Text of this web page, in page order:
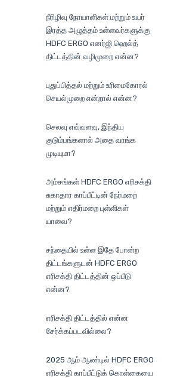
நீரிழிவு நோயாளிகள் மற்றும் உயர்
இரத்த அழுத்தம் உள்ளவர்களுக்கு
HDFC ERGO எனர்ஜி ஹெல்த்
திட்டத்தின் வழிமுறை என்ன?
புதுப்பித்தல் மற்றும் உரிமைகோரல்
செயல்முறை என்றால் என்ன?
செலவு எவ்வளவு, இந்திய
குடும்பங்களால் அதை வாங்க
முடியுமா?
அம்சங்கள் HDFC ERGO எரிசக்தி
சுகாதார காப்பீட்டின் நேர்மறை
மற்றும் எதிர்மறை புள்ளிகள்
யாவை?
சந்தையில் உள்ள இதே போன்ற
திட்டங்களுடன் HDFC ERGO
எரிசக்தி திட்டத்தின் ஒப்பீடு
என்ன?
எரிசக்தி திட்டத்தில் என்ன
சேர்க்கப்படவில்லை?
2025 ஆம் ஆண்டில் HDFC ERGO
எரிசக்தி காப்பீட்டுக் கொள்கையை